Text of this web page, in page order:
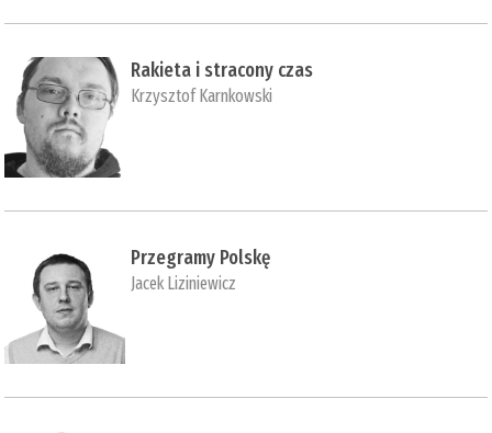
Rakieta i stracony czas
Krzysztof Karnkowski
Przegramy Polskę
Jacek Liziniewicz